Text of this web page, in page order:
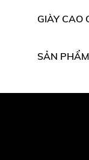
GIÀY CAO
SẢN